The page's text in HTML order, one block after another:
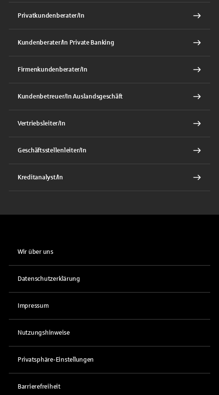
Privatkundenberater/In
Kundenberater/In Private Banking
Firmenkundenberater/In
Kundenbetreuer/In Auslandsgeschäft
Vertriebsleiter/In
Geschäftsstellenleiter/In
Kreditanalyst/In
Wir über uns
Datenschutzerklärung
Impressum
Nutzungshinweise
Privatsphäre-Einstellungen
Barrierefreiheit